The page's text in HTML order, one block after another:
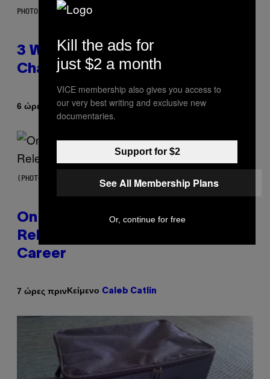
PHOTO ILLUSTRATION BY IAN WALDIE/GETTY IMAGES
3 Ways Your Music Taste
Changes as You Get Older
6 ώρες πρινΚείμενοDan Milam
(PHOTO BY GARY GERSHOFF/WIREIMAGE)
On This Day 13 Years Ago, Drake
Released the Best Song of His
Career
7 ώρες πρινΚείμενο Caleb Catlin
Kill the ads for
just $2 a month
VICE membership also gives you access to
our very best writing and exclusive new
documentaries.
Support for $2
See All Membership Plans
Or, continue for free